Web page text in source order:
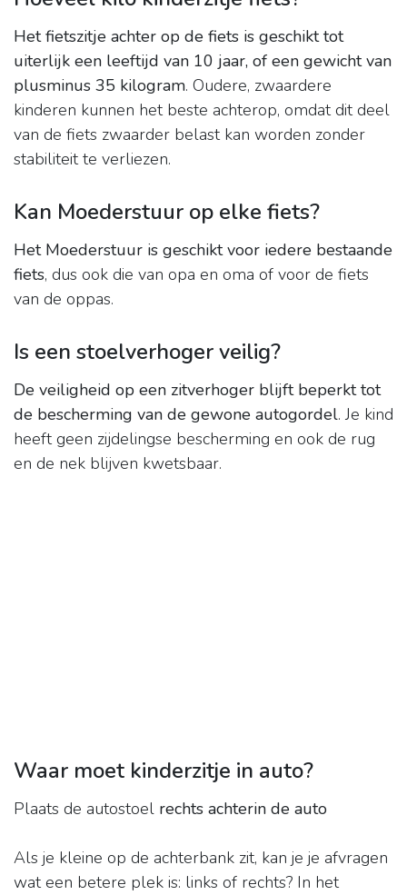
Het fietszitje achter op de fiets is geschikt tot
uiterlijk een leeftijd van 10 jaar, of een gewicht van
plusminus 35 kilogram. Oudere, zwaardere
kinderen kunnen het beste achterop, omdat dit deel
van de fiets zwaarder belast kan worden zonder
stabiliteit te verliezen.
Kan Moederstuur op elke fiets?
Het Moederstuur is geschikt voor iedere bestaande
fiets, dus ook die van opa en oma of voor de fiets
van de oppas.
Is een stoelverhoger veilig?
De veiligheid op een zitverhoger blijft beperkt tot
de bescherming van de gewone autogordel. Je kind
heeft geen zijdelingse bescherming en ook de rug
en de nek blijven kwetsbaar.
Waar moet kinderzitje in auto?
Plaats de autostoel rechts achterin de auto
Als je kleine op de achterbank zit, kan je je afvragen
wat een betere plek is: links of rechts? In het